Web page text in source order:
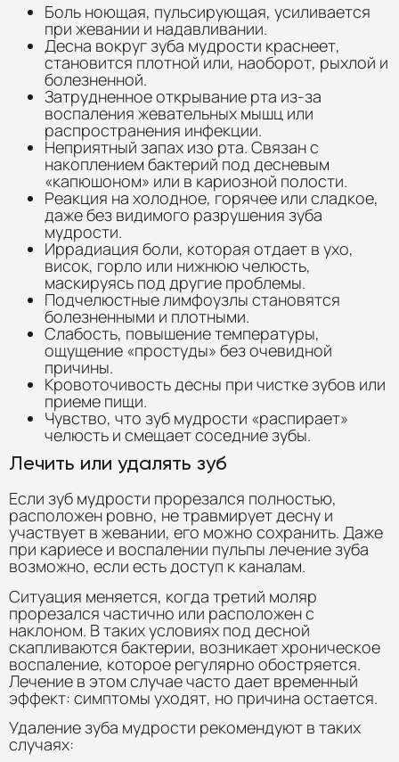
Боль ноющая, пульсирующая, усиливается
при жевании и надавливании.
Десна вокруг зуба мудрости краснеет,
становится плотной или, наоборот, рыхлой и
болезненной.
Затрудненное открывание рта из-за
воспаления жевательных мышц или
распространения инфекции.
Неприятный запах изо рта. Связан с
накоплением бактерий под десневым
«капюшоном» или в кариозной полости.
Реакция на холодное, горячее или сладкое,
даже без видимого разрушения зуба
мудрости.
Иррадиация боли, которая отдает в ухо,
висок, горло или нижнюю челюсть,
маскируясь под другие проблемы.
Подчелюстные лимфоузлы становятся
болезненными и плотными.
Слабость, повышение температуры,
ощущение «простуды» без очевидной
причины.
Кровоточивость десны при чистке зубов или
приеме пищи.
Чувство, что зуб мудрости «распирает»
челюсть и смещает соседние зубы.
Лечить или удалять зуб
Если зуб мудрости прорезался полностью,
расположен ровно, не травмирует десну и
участвует в жевании, его можно сохранить. Даже
при кариесе и воспалении пульпы лечение зуба
возможно, если есть доступ к каналам.
Ситуация меняется, когда третий моляр
прорезался частично или расположен с
наклоном. В таких условиях под десной
скапливаются бактерии, возникает хроническое
воспаление, которое регулярно обостряется.
Лечение в этом случае часто дает временный
эффект: симптомы уходят, но причина остается.
Удаление зуба мудрости рекомендуют в таких
случаях: